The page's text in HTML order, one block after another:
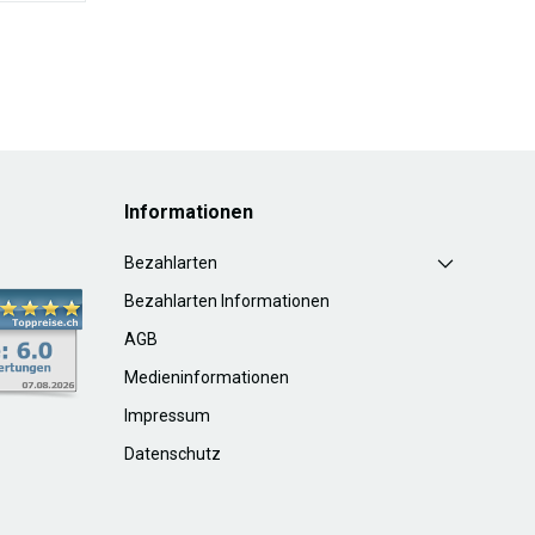
Informationen
Bezahlarten
Bezahlarten Informationen
AGB
Medieninformationen
Impressum
Datenschutz